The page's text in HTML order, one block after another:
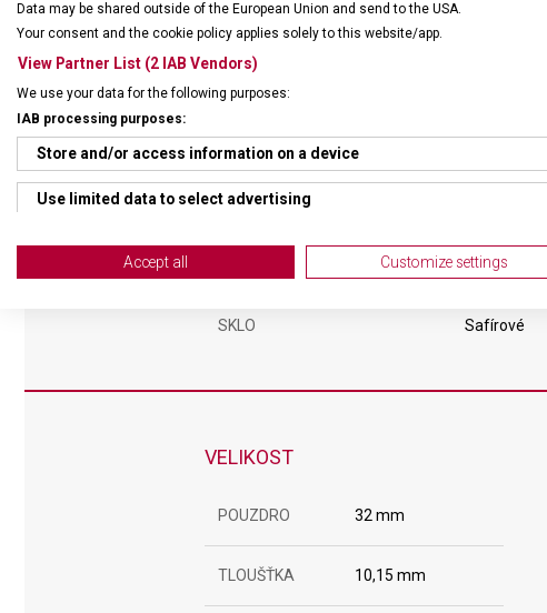
TYP HODINEK
STYL
ČÍSELNÍK
TVAR ČÍSELNÍKU
Modrá
SKLO Safírové
VELIKOST
POUZDRO 32 mm
TLOUŠŤKA 10,15 mm
Data may be shared outside of the European Union and send to the USA.
Your consent and the cookie policy applies solely to this website/app.
View Partner List (2 IAB Vendors)
We use your data for the following purposes:
IAB processing purposes:
Store and/or access information on a device
Use limited data to select advertising
Create profiles for personalised advertising
Create profiles to personalise content
Understand audiences through statistics or combinations of data
Use limited data to select content
Accept all Customize settings